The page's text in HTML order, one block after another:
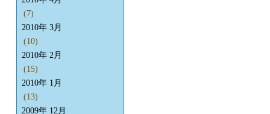
(7)
2010年 3月
(10)
2010年 2月
(15)
2010年 1月
(13)
2009年 12月